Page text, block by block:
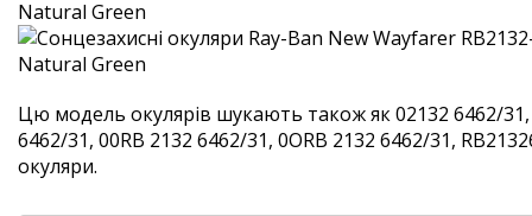
Цю модель окулярів шукають також як 02132 6462/31,
6462/31, 00RB 2132 6462/31, 0ORB 2132 6462/31,
окуляри.